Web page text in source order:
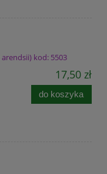
arendsii) kod: 5503
17,50 zł
do koszyka